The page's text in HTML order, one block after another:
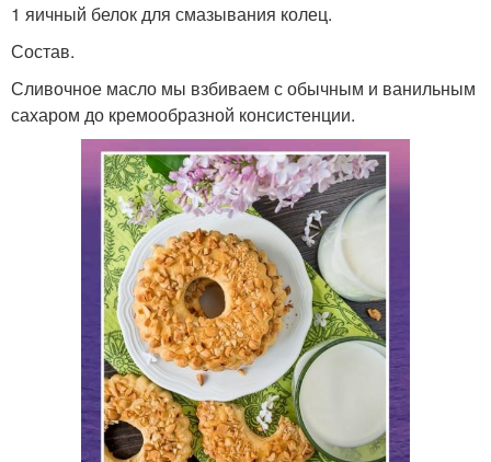
1 яичный белок для смазывания колец.
Состав.
Сливочное масло мы взбиваем с обычным и ванильным
сахаром до кремообразной консистенции.